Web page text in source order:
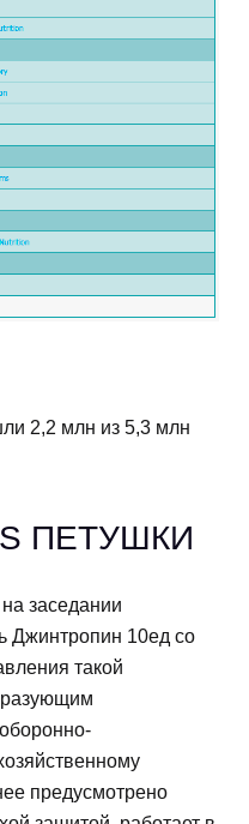
2,2 млн из 5,3 млн
ПЕТУШКИ
заседании
Джинтропин 10ед со
такой
предусмотрено